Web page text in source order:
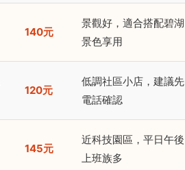
140元
景觀好，適合搭配碧湖
景色享用
120元
低調社區小店，建議先
電話確認
145元
近科技園區，平日午後
上班族多